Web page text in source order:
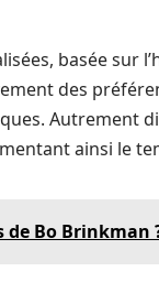
basée sur
des
Autrement
ainsi le
de Bo Brinkman